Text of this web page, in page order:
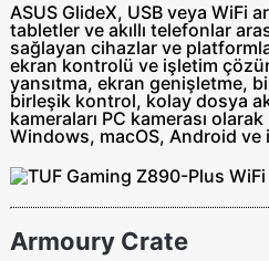
ASUS GlideX, USB veya WiFi
tabletler ve akıllı telefonlar
sağlayan cihazlar ve
ekran kontrolü ve işletim
yansıtma, ekran genişletme,
birleşik kontrol, kolay dosya
kameraları PC kamerası
Windows, macOS, Android ve
Armoury Crate